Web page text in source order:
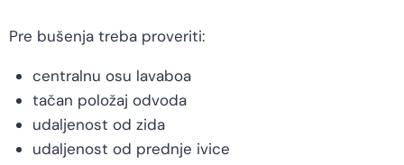
Pre bušenja treba proveriti:
centralnu osu lavaboa
tačan položaj odvoda
udaljenost od zida
udaljenost od prednje ivice